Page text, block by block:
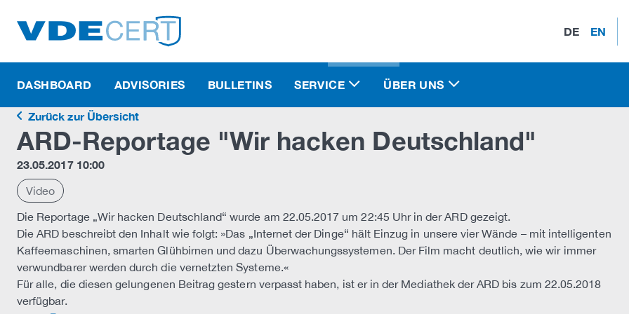
DE EN
DASHBOARD ADVISORIES BULLETINS SERVICE ÜBER UNS
Zurück zur Übersicht
ARD-Reportage "Wir hacken Deutschland"
23.05.2017 10:00
Video
Die Reportage „Wir hacken Deutschland“ wurde am 22.05.2017 um 22:45 Uhr in der ARD gezeigt.
Die ARD beschreibt den Inhalt wie folgt: »Das „Internet der Dinge“ hält Einzug in unsere vier Wände – mit intelligenten
Kaffeemaschinen, smarten Glühbirnen und dazu Überwachungssystemen. Der Film macht deutlich, wie wir immer
verwundbarer werden durch die vernetzten Systeme.«
Für alle, die diesen gelungenen Beitrag gestern verpasst haben, ist er in der Mediathek der ARD bis zum 22.05.2018
verfügbar.